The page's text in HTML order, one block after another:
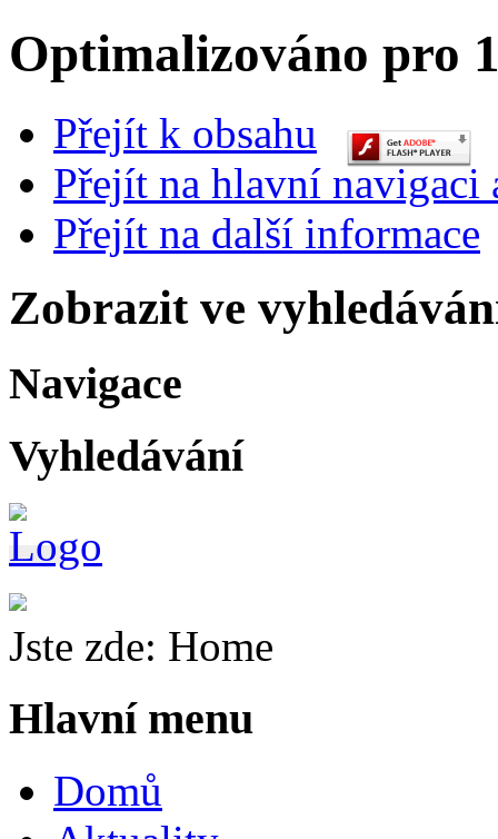
Optimalizováno pro
Přejít k obsahu
Přejít na hlavní navigaci
Přejít na další informace
Zobrazit ve
Navigace
Vyhledávání
Jste zde: Home
Hlavní menu
Domů